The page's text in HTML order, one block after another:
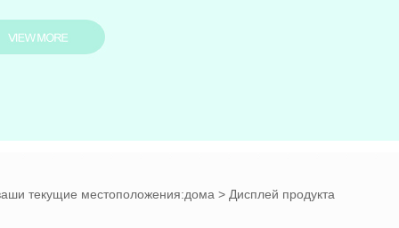
текущие местоположения:дома > Дисплей продукта